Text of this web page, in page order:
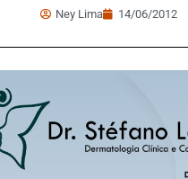
Ney Lima 14/06/2012